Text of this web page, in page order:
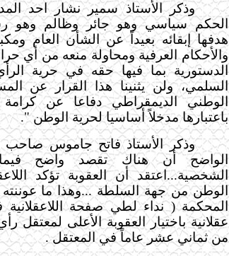
وذكر الأستاذ سمير نشار احد
الحكم سياسي وهو جائر وظالم وهو
هدفها إبقائه بعيداً عن الشأن العام
والأحكام العرفية ومحاولة منعه من أي
الدستورية بما فيها حقه في حرية الرأي
السلمي، ولن يثنينا هذا القرار عن
الوطني الديمقراطي دفاعا عن كرامة
باعتبارها مدخلاً أساسيا لحرية الوطن ".
وذكر الأستاذ فاتح جاموس صاحب
الواضح أن هناك تقصد واضح فيما
الشخصية...اعتقد أن العقوبة تؤكد
الوطن من جهة السلطة ...وهذا ما
المحكمة ( نداء لطي صفحة
عقلانية باختيار العقوبة الأعلى لمعتقل
من ثماني عشر عاماً في المعتقل .